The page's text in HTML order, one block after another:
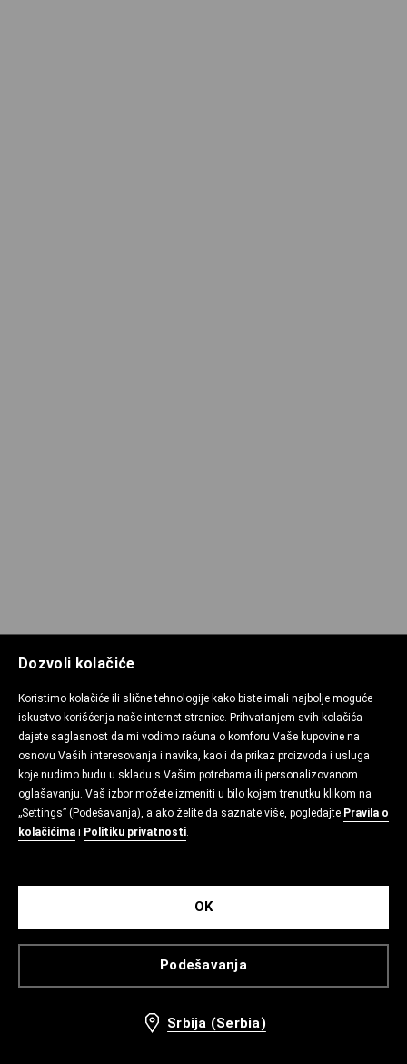
Dozvoli kolačiće
Koristimo kolačiće ili slične tehnologije kako biste imali najbolje moguće
iskustvo korišćenja naše internet stranice. Prihvatanjem svih kolačića
dajete saglasnost da mi vodimo računa o komforu Vaše kupovine na
osnovu Vaših interesovanja i navika, kao i da prikaz proizvoda i usluga
koje nudimo budu u skladu s Vašim potrebama ili personalizovanom
oglašavanju. Vaš izbor možete izmeniti u bilo kojem trenutku klikom na
„Settings” (Podešavanja), a ako želite da saznate više, pogledajte Pravila o
kolačićima i Politiku privatnosti.
Podešavanja
OK
Srbija (Serbia)